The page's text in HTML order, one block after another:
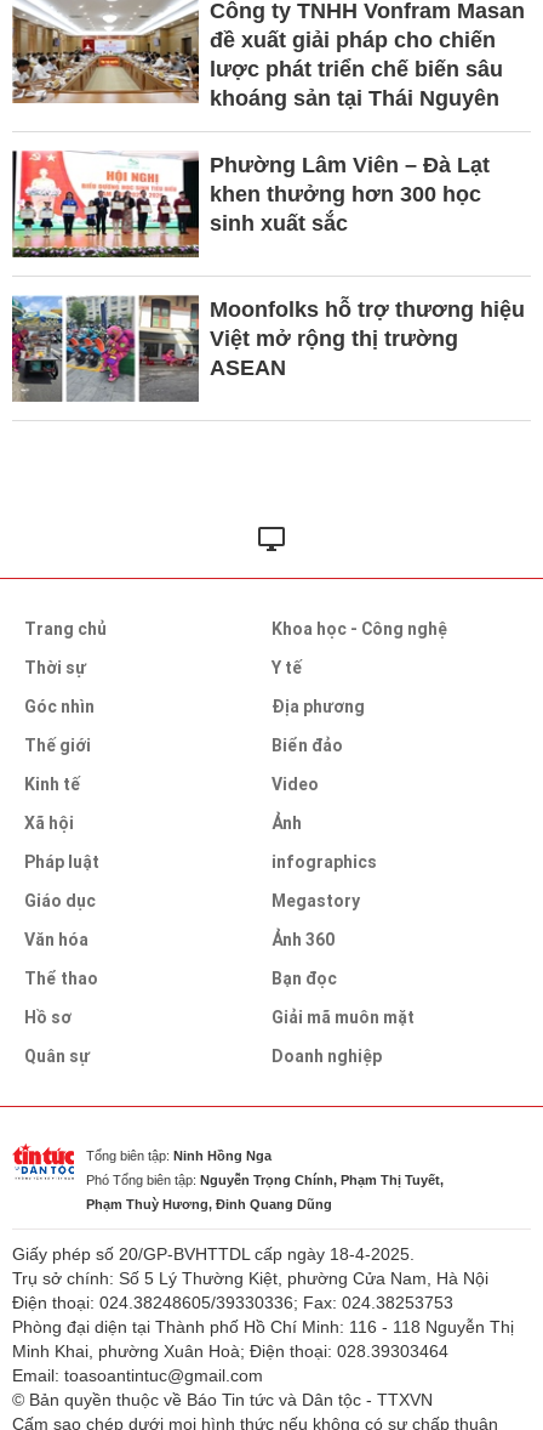
Công ty TNHH Vonfram Masan
đề xuất giải pháp cho chiến
lược phát triển chế biến sâu
khoáng sản tại Thái Nguyên
Phường Lâm Viên – Đà Lạt
khen thưởng hơn 300 học
sinh xuất sắc
Moonfolks hỗ trợ thương hiệu
Việt mở rộng thị trường
ASEAN
Trang chủ
Thời sự
Góc nhìn
Thế giới
Kinh tế
Xã hội
Pháp luật
Giáo dục
Văn hóa
Thể thao
Hồ sơ
Quân sự
Khoa học - Công nghệ
Y tế
Địa phương
Biển đảo
Video
Ảnh
infographics
Megastory
Ảnh 360
Bạn đọc
Giải mã muôn mặt
Doanh nghiệp
Tổng biên tập: Ninh Hồng Nga
Phó Tổng biên tập: Nguyễn Trọng Chính, Phạm Thị Tuyết,
Phạm Thuỳ Hương, Đinh Quang Dũng
Giấy phép số 20/GP-BVHTTDL cấp ngày 18-4-2025.
Trụ sở chính: Số 5 Lý Thường Kiệt, phường Cửa Nam, Hà Nội
Điện thoại: 024.38248605/39330336; Fax: 024.38253753
Phòng đại diện tại Thành phố Hồ Chí Minh: 116 - 118 Nguyễn Thị
Minh Khai, phường Xuân Hoà; Điện thoại: 028.39303464
Email: toasoantintuc@gmail.com
© Bản quyền thuộc về Báo Tin tức và Dân tộc - TTXVN
Cấm sao chép dưới mọi hình thức nếu không có sự chấp thuận